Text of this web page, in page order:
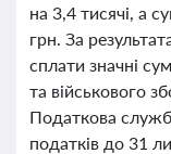
на 3,4 тисячі, а
грн. За
сплати значні
та військового
Податкова
податків до 31